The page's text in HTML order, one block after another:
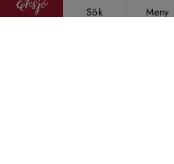
Sök
Meny